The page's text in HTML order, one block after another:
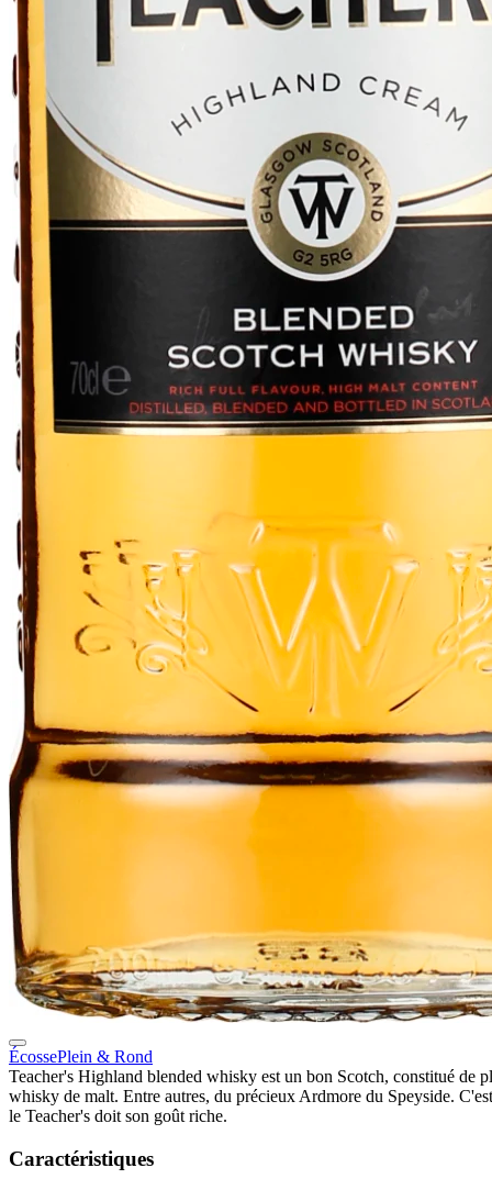
ÉcossePlein & Rond
Teacher's Highland blended whisky est un bon Scotch, constitué de
whisky de malt. Entre autres, du précieux Ardmore du Speyside.
le Teacher's doit son goût riche.
Caractéristiques